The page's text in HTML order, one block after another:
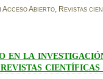
Acceso Abierto, Revistas
en la
científicas